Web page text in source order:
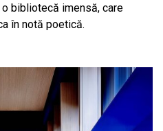
bibliotecă imensă, care
în notă poetică.